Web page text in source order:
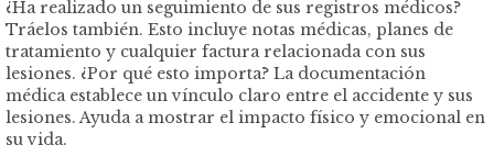
¿Ha realizado un seguimiento de sus registros médicos?
Tráelos también. Esto incluye notas médicas, planes de
tratamiento y cualquier factura relacionada con sus
lesiones. ¿Por qué esto importa? La documentación
médica establece un vínculo claro entre el accidente y sus
lesiones. Ayuda a mostrar el impacto físico y emocional en
su vida.